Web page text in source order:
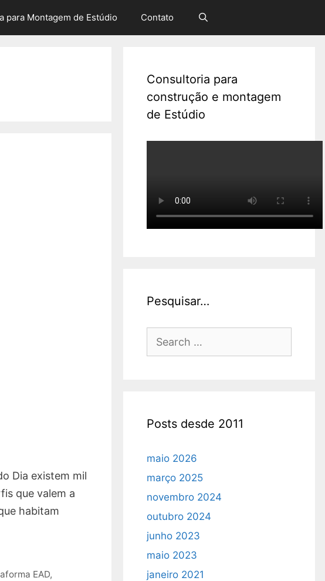
para Montagem de Estúdio Contato
Dia existem mil
que valem a
habitam
EAD,
Consultoria para
construção e montagem
de Estúdio
Pesquisar…
Search
Posts desde 2011
maio 2026
março 2025
novembro 2024
outubro 2024
junho 2023
maio 2023
janeiro 2021